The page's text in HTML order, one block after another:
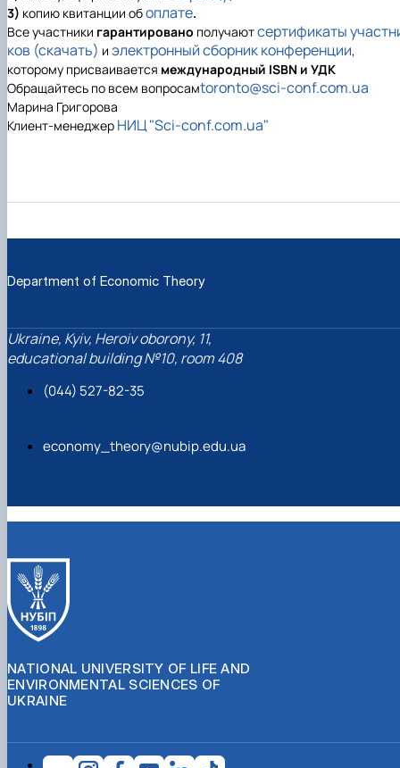
3) копию квитанции обоплате.
Все участники гарантировано получаютсертификаты
ков (скачать) и электронный сборник конференции,
которому присваивается международный ISBN и УДК
Обращайтесь по всем вопросамtoronto@sci-conf.com.ua
Марина Григорова
Клиент-менеджер НИЦ "Sci-conf.com.ua"
Department of Economic Theory
Ukraine, Kyiv, Heroiv oborony, 11,
educational building №10, room 408
(044) 527-82-35
economy_theory@nubip.edu.ua
NATIONAL UNIVERSITY OF LIFE AND
ENVIRONMENTAL SCIENCES OF
UKRAINE